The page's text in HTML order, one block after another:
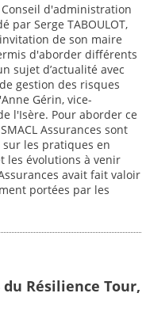
d'administration
par Serge TABOULOT,
de son maire
d'aborder différents
sujet d’actualité avec
gestion des risques
Gérin, vice-
l'Isère. Pour aborder ce
Assurances sont
les pratiques en
les évolutions à venir
avait fait valoir
portées par les
du Résilience Tour,